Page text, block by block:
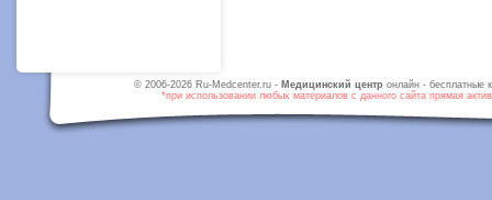
© 2006-2026 Ru-Medcenter.ru - Медицинский центр онлайн - бесплатные
*при использовании любых материалов с данного сайта прямая